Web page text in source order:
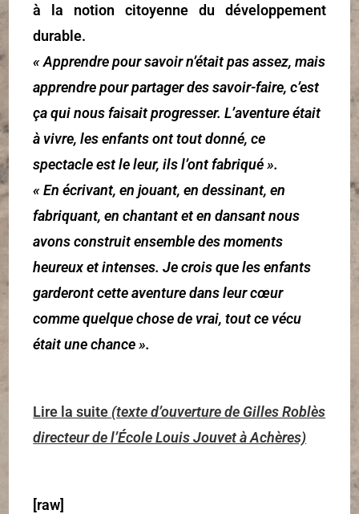
à la notion citoyenne du développement
durable.
« Apprendre pour savoir n’était pas assez, mais
apprendre pour partager des savoir-faire, c’est
ça qui nous faisait progresser. L’aventure était
à vivre, les enfants ont tout donné, ce
spectacle est le leur, ils l’ont fabriqué ».
« En écrivant, en jouant, en dessinant, en
fabriquant, en chantant et en dansant nous
avons construit ensemble des moments
heureux et intenses. Je crois que les enfants
garderont cette aventure dans leur cœur
comme quelque chose de vrai, tout ce vécu
était une chance ».
Lire la suite (texte d’ouverture de Gilles Roblès
directeur de l’École Louis Jouvet à Achères)
[raw]